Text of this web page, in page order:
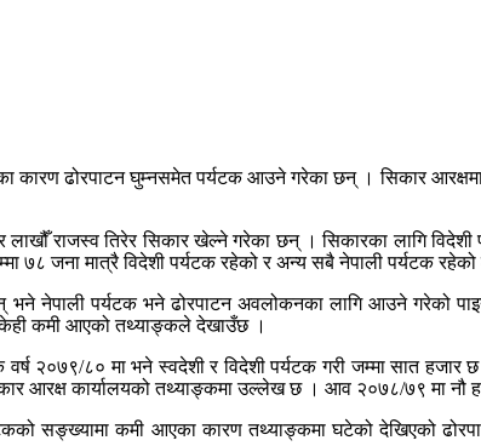
ढोरपाटन घुम्नसमेत पर्यटक आउने गरेका छन् । सिकार
राजस्व तिरेर सिकार खेल्ने गरेका छन् । सिकारका लागि विदेशी
जना मात्रै विदेशी पर्यटक रहेको र अन्य सबै नेपाली पर्यटक
नेपाली पर्यटक भने ढोरपाटन अवलोकनका लागि आउने गरेको
केही कमी आएको तथ्याङ्कले देखाउँछ ।
२०७९/८० मा भने स्वदेशी र विदेशी पर्यटक गरी जम्मा सात
कार्यालयको तथ्याङ्कमा उल्लेख छ । आव २०७८/७९ मा नौ
सङ्ख्यामा कमी आएका कारण तथ्याङ्कमा घटेको देखिएको